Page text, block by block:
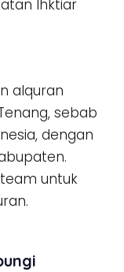
Ihktiar
alquran
sebab
dengan
untuk